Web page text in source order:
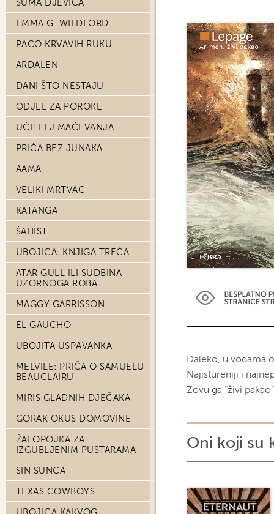
ŠUMA DJEVICA
EMMA G. WILDFORD
PACO KRVAVIH RUKU
ARDALEN
DANI ŠTO NESTAJU
ODJEL ZA POROKE
UČITELJ MAČEVANJA
PRIČA BEZ JUNAKA
AAMA
VELIKI MRTVAC
KATANGA
ŠAHIST
UBOJICA: KNJIGA TREĆA
ATAR GULL ILI SUDBINA
UZORNOGA ROBA
MAGGY GARRISSON
EL GAUCHO
UBOJITA USPAVANKA
MELVILE: PRIČA O SAMUELU
BEAUCLAIRU
MIRIS GLADNIH DJEČAKA
GORAK OKUS DOMOVINE
ŽALOPOJKA ZA
IZGUBLJENIM PUSTARAMA
SIN SUNCA
TEXAS COWBOYS
Daleko, u vodama
Najistureniji i
Zovu ga “živi
Oni koji su